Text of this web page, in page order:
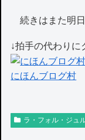
続きはまた明日
↓拍手の代わりに
にほんブログ村
ラ・フォル・ジュ